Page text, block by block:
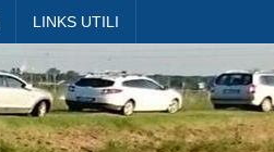
LINKS UTILI